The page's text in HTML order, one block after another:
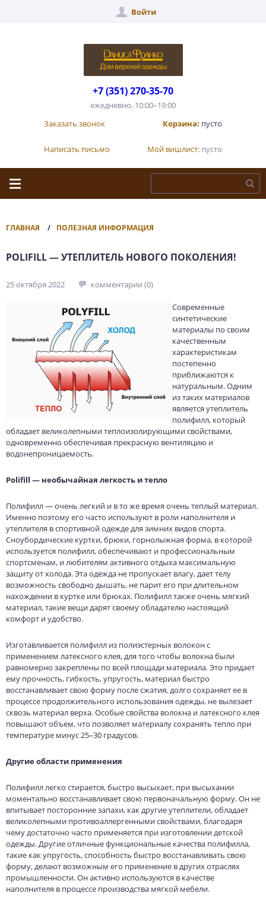
Войти
+7 (351) 270-35-70
ежедневно, 10:00–19:00
Заказать звонок
Написать письмо
Корзина: пусто
Мой вишлист: пусто
ГЛАВНАЯ ПОЛЕЗНАЯ ИНФОРМАЦИЯ
POLIFILL — УТЕПЛИТЕЛЬ НОВОГО ПОКОЛЕНИЯ!
25 октября 2022 комментарии (0)
Современные
синтетические
материалы по своим
качественным
характеристикам
постепенно
приближаются к
натуральным. Одним
из таких материалов
является утеплитель
полифилл, который
обладает великолепными теплоизолирующими свойствами,
одновременно обеспечивая прекрасную вентиляцию и
водонепроницаемость.
Polifill — необычайная легкость и тепло
Полифилл — очень легкий и в то же время очень теплый материал.
Именно поэтому его часто используют в роли наполнителя и
утеплителя в спортивной одежде для зимних видов спорта.
Сноубордические куртки, брюки, горнолыжная форма, в которой
используется полифилл, обеспечивают и профессиональным
спортсменам, и любителям активного отдыха максимальную
защиту от холода. Эта одежда не пропускает влагу, дает телу
возможность свободно дышать, не парит его при длительном
нахождении в куртке или брюках. Полифилл также очень мягкий
материал, такие вещи дарят своему обладателю настоящий
комфорт и удобство.
Изготавливается полифилл из полиэстерных волокон с
применением латексного клея, для того чтобы волокна были
равномерно закреплены по всей площади материала. Это придает
ему прочность, гибкость, упругость, материал быстро
восстанавливает свою форму после сжатия, долго сохраняет ее в
процессе продолжительного использования одежды, не вылезает
сквозь материал верха. Особые свойства волокна и латексного клея
повышают объем, что позволяет материалу сохранять тепло при
температуре минус 25–30 градусов.
Другие области применения
Полифилл легко стирается, быстро высыхает, при высыхании
моментально восстанавливает свою первоначальную форму. Он не
впитывает посторонние запахи, как другие утеплители, обладает
великолепными противоаллергенными свойствами, благодаря
чему достаточно часто применяется при изготовлении детской
одежды. Другие отличные функциональные качества полифилла,
такие как упругость, способность быстро восстанавливать свою
форму, делают возможным его применение в других отраслях
промышленности. Он активно используются в качестве
наполнителя в процессе производства мягкой мебели.